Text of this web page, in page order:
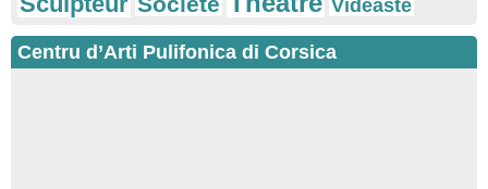
Vidéaste
Centru d’Arti Pulifonica di Corsica